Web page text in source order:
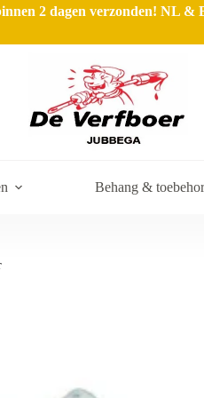
2 dagen verzonden! NL
Behang &